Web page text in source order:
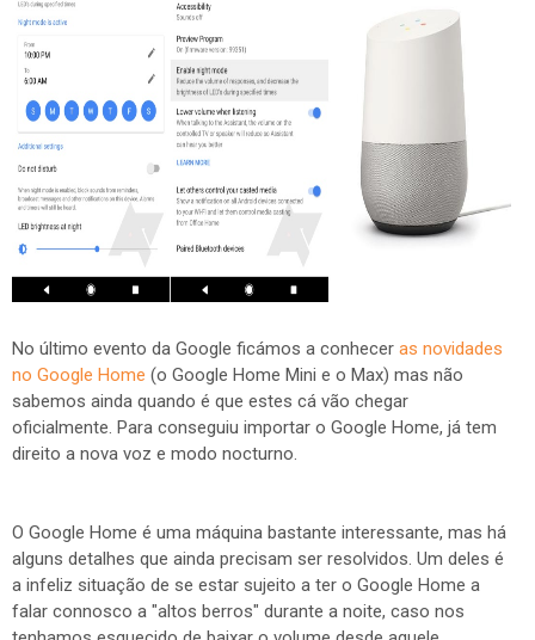
No último evento da Google ficámos a conhecer as novidades
no Google Home (o Google Home Mini e o Max) mas não
sabemos ainda quando é que estes cá vão chegar
oficialmente. Para conseguiu importar o Google Home, já tem
direito a nova voz e modo nocturno.
O Google Home é uma máquina bastante interessante, mas há
alguns detalhes que ainda precisam ser resolvidos. Um deles é
a infeliz situação de se estar sujeito a ter o Google Home a
falar connosco a "altos berros" durante a noite, caso nos